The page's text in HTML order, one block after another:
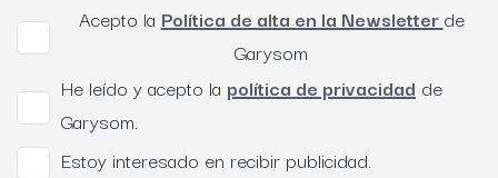
Acepto la Política de alta en la Newsletterde
Garysom
He leído y acepto la política de privacidad de
Garysom.
Estoy interesado en recibir publicidad.